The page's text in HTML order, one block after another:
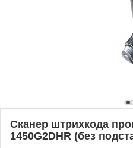
Сканер штрихкода
1450G2DHR (без